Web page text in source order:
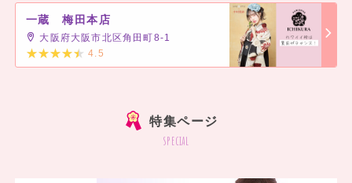
一蔵 八戸店
一蔵 新横浜プリンスペペ店
一蔵 横須賀店
一蔵 平塚店
一蔵 梅田本店
大阪府大阪市北区角田町8-1
4.5
特集ページ
special